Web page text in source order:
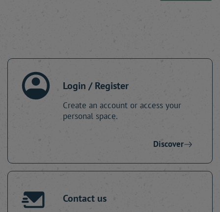
Login / Register
Create an account or access your
personal space.
Discover
Contact us